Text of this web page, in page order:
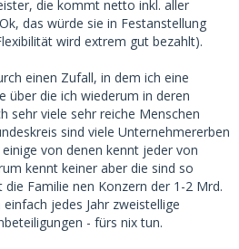
(normale) Prostitution. Für eine
dass sie dich irgendwie
ich biete höchstens 400
ist normalerweise ausreichend.
die kommt netto inkl. aller
das würde sie in Festanstellung
wird extrem gut bezahlt).
einen Zufall, in dem ich eine
über die ich wiederum in deren
sehr viele sehr reiche Menschen
sind viele Unternehmererben
von denen kennt jeder von
kennt keiner aber die sind so
Familie nen Konzern der 1-2 Mrd.
jedes Jahr zweistellige
- fürs nix tun.